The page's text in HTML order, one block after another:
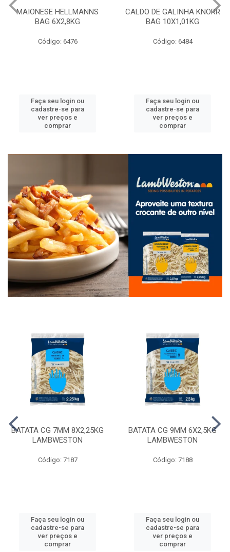
MAIONESE HELLMANNS
BAG 6X2,8KG
Código: 6476
Faça seu login ou
cadastre-se para
ver preços e
comprar
CALDO DE GALINHA KNORR
BAG 10X1,01KG
Código: 6484
Faça seu login ou
cadastre-se para
ver preços e
comprar
BATATA CG 7MM 8X2,25KG
LAMBWESTON
Código: 7187
Faça seu login ou
cadastre-se para
ver preços e
comprar
BATATA CG 9MM 6X2,5KG
LAMBWESTON
Código: 7188
Faça seu login ou
cadastre-se para
ver preços e
comprar